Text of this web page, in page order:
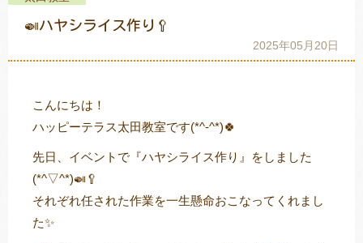
教室一覧
トレキング
🍛ハヤシライス作り🥄
2025年05月20日
こんにちは！
ハッピーテラス太田教室です(*^-^*)🍀
先日、イベントで『ハヤシライス作り』をしました
(*^▽^*)🍛🥄
それぞれ任された作業を一生懸命おこなってくれまし
た✨